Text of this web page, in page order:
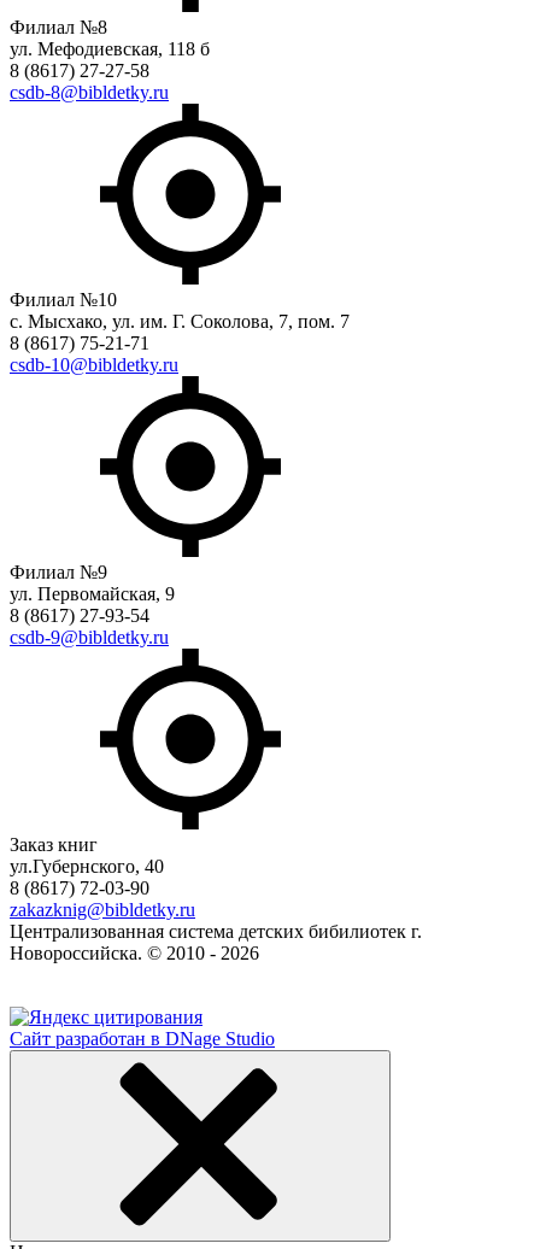
Филиал №8
ул. Мефодиевская, 118 б
8 (8617) 27-27-58
csdb-8@bibldetky.ru
Филиал №10
с. Мысхако, ул. им. Г. Соколова, 7, пом. 7
8 (8617) 75-21-71
csdb-10@bibldetky.ru
Филиал №9
ул. Первомайская, 9
8 (8617) 27-93-54
csdb-9@bibldetky.ru
Заказ книг
ул.Губернского, 40
8 (8617) 72-03-90
zakazknig@bibldetky.ru
Централизованная система детских бибилиотек г.
Новороссийска. © 2010 - 2026
Сайт разработан в DNage Studio